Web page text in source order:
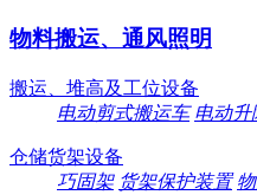
物料搬运、通风照明
搬运、堆高及工位设备
电动剪式搬运车 电动升
仓储货架设备
巧固架 货架保护装置